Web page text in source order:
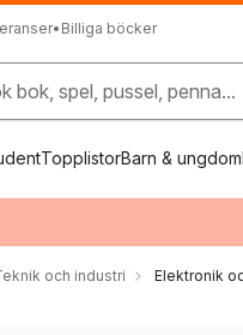
• Billiga böcker
bok, spel, pussel, penna...
TopplistorBarn & ungdom
och industri Elektronik